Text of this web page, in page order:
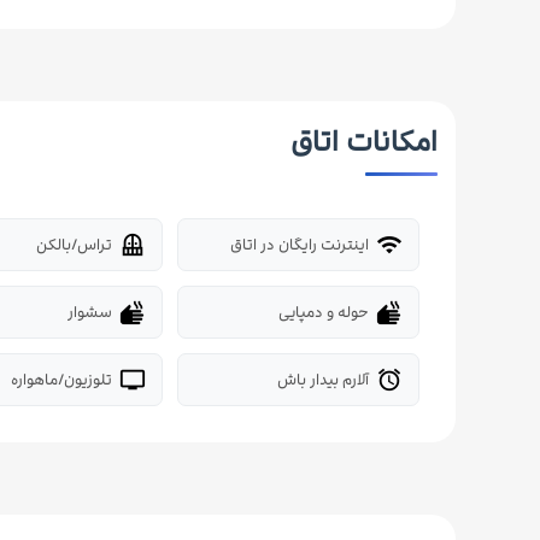
امکانات اتاق
wifi اینترنت رایگان در اتاق balcony تراس/بالکن
dry حوله و دمپایی dry سشوار
alarm آلارم بیدار باش tv تلوزیون/ماهواره